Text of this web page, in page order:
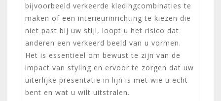
bijvoorbeeld verkeerde kledingcombinaties te
maken of een interieurinrichting te kiezen die
niet past bij uw stijl, loopt u het risico dat
anderen een verkeerd beeld van u vormen.
Het is essentieel om bewust te zijn van de
impact van styling en ervoor te zorgen dat uw
uiterlijke presentatie in lijn is met wie u echt
bent en wat u wilt uitstralen.